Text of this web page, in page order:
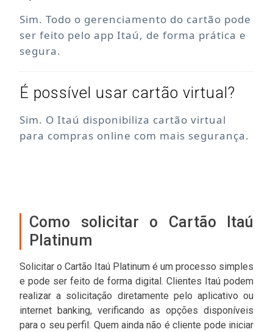
Sim. Todo o gerenciamento do cartão pode
ser feito pelo app Itaú, de forma prática e
segura.
É possível usar cartão virtual?
Sim. O Itaú disponibiliza cartão virtual
para compras online com mais segurança.
Como solicitar o Cartão Itaú
Platinum
Solicitar o Cartão Itaú Platinum é um processo simples
e pode ser feito de forma digital. Clientes Itaú podem
realizar a solicitação diretamente pelo aplicativo ou
internet banking, verificando as opções disponíveis
para o seu perfil. Quem ainda não é cliente pode iniciar